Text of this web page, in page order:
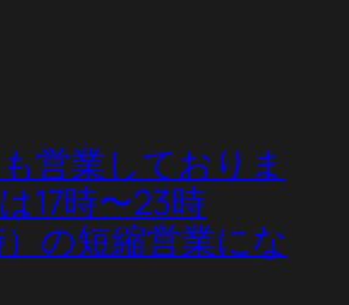
営業しておりま
17時〜23時
）の短縮営業にな